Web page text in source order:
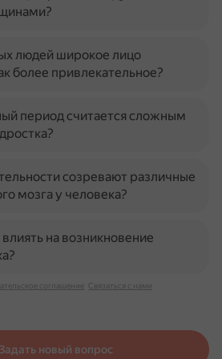
людей широкое лицо
более привлекательное?
период считается сложным
созревают различные
мозга у человека?
на возникновение
соглашение Связаться с нами
Задать новый вопрос